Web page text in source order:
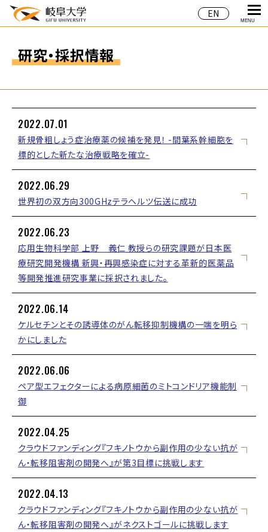
EN
MENU
研究・採択情報
2022.07.01
新規骨粗しょう症治療薬の候補を発見！ -間葉系幹細胞を
標的とした新たな治療戦略を確立-
2022.06.29
世界初の双方向300GHzテラヘルツ伝送に成功
2022.06.23
応用生物科学部 上野 義仁 教授らの研究課題が日本医
療研究開発機構 新興・再興感染症に対する革新的医薬品
等開発推進研究事業に採択されました。
2022.06.14
ケルセチンとその誘導体のがん転移抑制機構の一端を明ら
かにしました
2022.06.06
ペア型エフェクターによる病原細菌のミトコンドリア機能制
御
2022.04.25
クラウドファンディング『フキノトウから副作用の少ない抗が
ん・転移阻害剤の開発へ』が第3目標に挑戦します
2022.04.13
クラウドファンディング『フキノトウから副作用の少ない抗が
ん・転移阻害剤の開発へ』がネクストゴールに挑戦します